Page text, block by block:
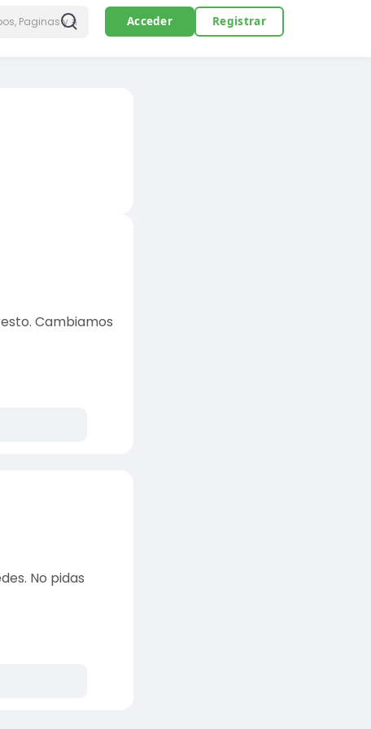
Acceder Registrar
Cambiamos
No pidas